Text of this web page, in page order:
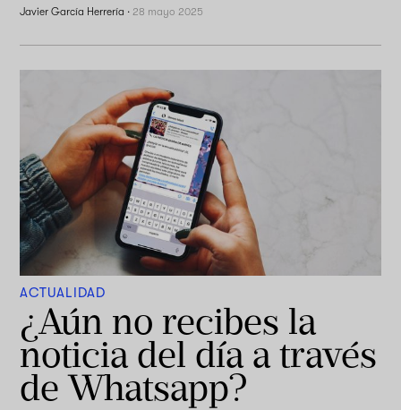
Javier García Herrería · 28 mayo 2025
ACTUALIDAD
¿Aún no recibes la
noticia del día a través
de Whatsapp?